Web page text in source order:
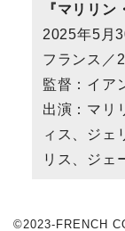
『マリリ
2025年5月
フランス／
監督：イア
出演：マリ
ィス、ジェ
リス、ジェ
©2023-FRENCH